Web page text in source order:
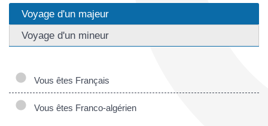
Voyage d'un majeur
Voyage d'un mineur
Vous êtes Français
Vous êtes Franco-algérien